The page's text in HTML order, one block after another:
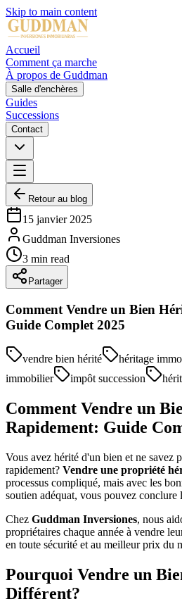
Skip to main content
Accueil
Comment ça marche
À propos de Guddman
Salle d'enchères
Guides
Successions
Contact
Retour au blog
15 janvier 2025
Guddman Inversiones
3 min read
Partager
Comment Vendre un Bien
Guide Complet 2025
vendre bien hérité héritage
immobilier
impôt succession
Comment Vendre un
Rapidement: Guide
Vous avez hérité d'un bien et ne savez
rapidement? Vendre une propriété
processus compliqué, mais avec les
soutien adéquat, vous pouvez conclure
Chez Guddman Inversiones, nous
propriétaires chaque année à vendre
en toute sécurité et au meilleur prix du
Pourquoi Vendre un
Différent?